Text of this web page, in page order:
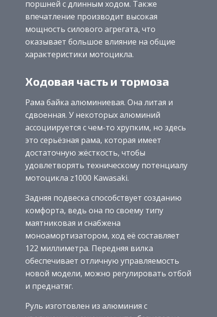
поршней с длинным ходом. Также
впечатление производит высокая
мощность силового агрегата, что
оказывает большое влияние на общие
характеристики мотоцикла.
Ходовая часть и тормоза
Рама байка алюминиевая. Она литая и
сдвоенная. У некоторых алюминий
ассоциируется с чем-то хрупким, но здесь
это серьёзная рама, которая имеет
достаточную жёсткость, чтобы
удовлетворять техническому потенциалу
мотоцикла z1000 Kawasaki.
Задняя подвеска способствует созданию
комфорта, ведь она по своему типу
маятниковая и снабжена
моноамортизатором, ход её составляет
122 миллиметра. Передняя вилка
обеспечивает отличную управляемость
новой модели, можно регулировать отбой
и преднатяг.
Руль изготовлен из алюминия с